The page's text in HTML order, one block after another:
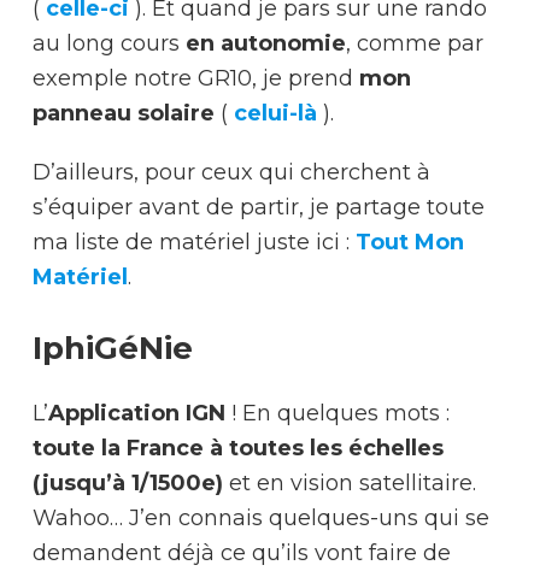
( celle-ci ). Et quand je pars sur une rando
au long cours en autonomie, comme par
exemple notre GR10, je prend mon
panneau solaire ( celui-là ).
D’ailleurs, pour ceux qui cherchent à
s’équiper avant de partir, je partage toute
ma liste de matériel juste ici : Tout Mon
Matériel .
IphiGéNie
L’Application IGN ! En quelques mots :
toute la France à toutes les échelles
(jusqu’à 1/1500e) et en vision satellitaire.
Wahoo… J’en connais quelques-uns qui se
demandent déjà ce qu’ils vont faire de